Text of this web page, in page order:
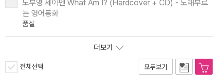
노부영 세이펜 What Am I? (Hardcover + CD) - 노래부르
는 영어동화
품절
더보기
전체선택 모두보기